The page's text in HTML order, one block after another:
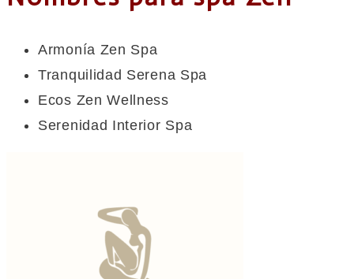
Armonía Zen Spa
Tranquilidad Serena Spa
Ecos Zen Wellness
Serenidad Interior Spa